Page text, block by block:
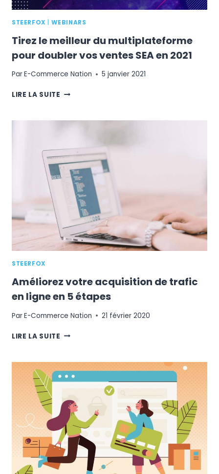
STEERFOX WEBINARS
Tirez le meilleur du multiplateforme
pour doubler vos ventes SEA en 2021
ParE-Commerce Nation 5 janvier 2021
LIRE LA SUITE TIREZ
DU
DOUBLER
VOS
VENTES
SEA
2021
STEERFOX
Améliorez votre acquisition de trafic
en ligne en 5 étapes
ParE-Commerce Nation 21 février 2020
LIRE LA SUITE AMÉLIOREZ
DE
TRAFIC
EN
EN
5
ÉTAPES